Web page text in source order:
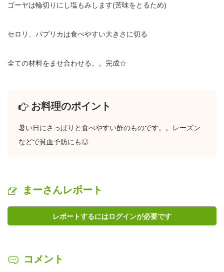
ゴーヤは輪切りにし塩もみします(苦味をとるため)
セロリ、パプリカは食べやすい大きさに切る
全ての材料をませ合わせる。。完成☆
お料理のポイント
暑い日にさっぱりと食べやすい酢のものです。。レーズン
などで貧血予防にも◎
まーさんレポート
レポートするにはログインが必要です
コメント